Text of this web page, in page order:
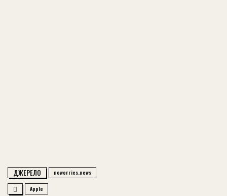
ДЖЕРЕЛО noworries.news
Apple